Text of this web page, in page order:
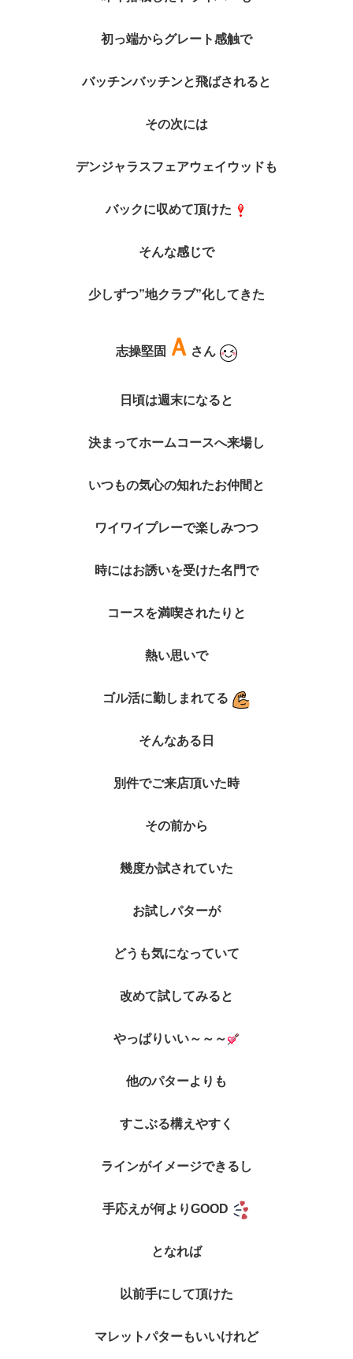
初っ端からグレート感触で
バッチンバッチンと飛ばされると
その次には
デンジャラスフェアウェイウッドも
バックに収めて頂けた
そんな感じで
少しずつ”地クラブ”化してきた
志操堅固 Ａ さん
日頃は週末になると
決まってホームコースへ来場し
いつもの気心の知れたお仲間と
ワイワイプレーで楽しみつつ
時にはお誘いを受けた名門で
コースを満喫されたりと
熱い思いで
ゴル活に勤しまれてる
そんなある日
別件でご来店頂いた時
その前から
幾度か試されていた
お試しパターが
どうも気になっていて
改めて試してみると
やっぱりいい～～～
他のパターよりも
すこぶる構えやすく
ラインがイメージできるし
手応えが何よりGOOD
となれば
以前手にして頂けた
マレットパターもいいけれど